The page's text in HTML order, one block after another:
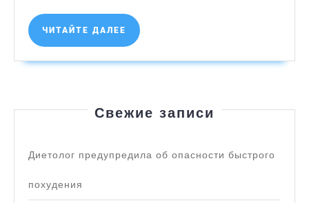
ЧИТАЙТЕ ДАЛЕЕ ЧИТАЙТЕ
ДАЛЕЕ
Свежие записи
Диетолог предупредила об опасности быстрого
похудения